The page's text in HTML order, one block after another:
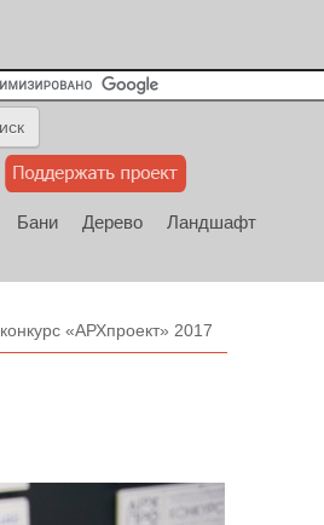
Бани Дерево
Ландшафт
«АРХпроект» 2017